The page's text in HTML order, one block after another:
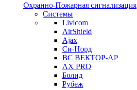
Охранно-Пожарная сигнализация
Системы
Livicom
AirShield
Ajax
Си-Норд
ВС ВЕКТОР-АР
AX PRO
Болид
Рубеж